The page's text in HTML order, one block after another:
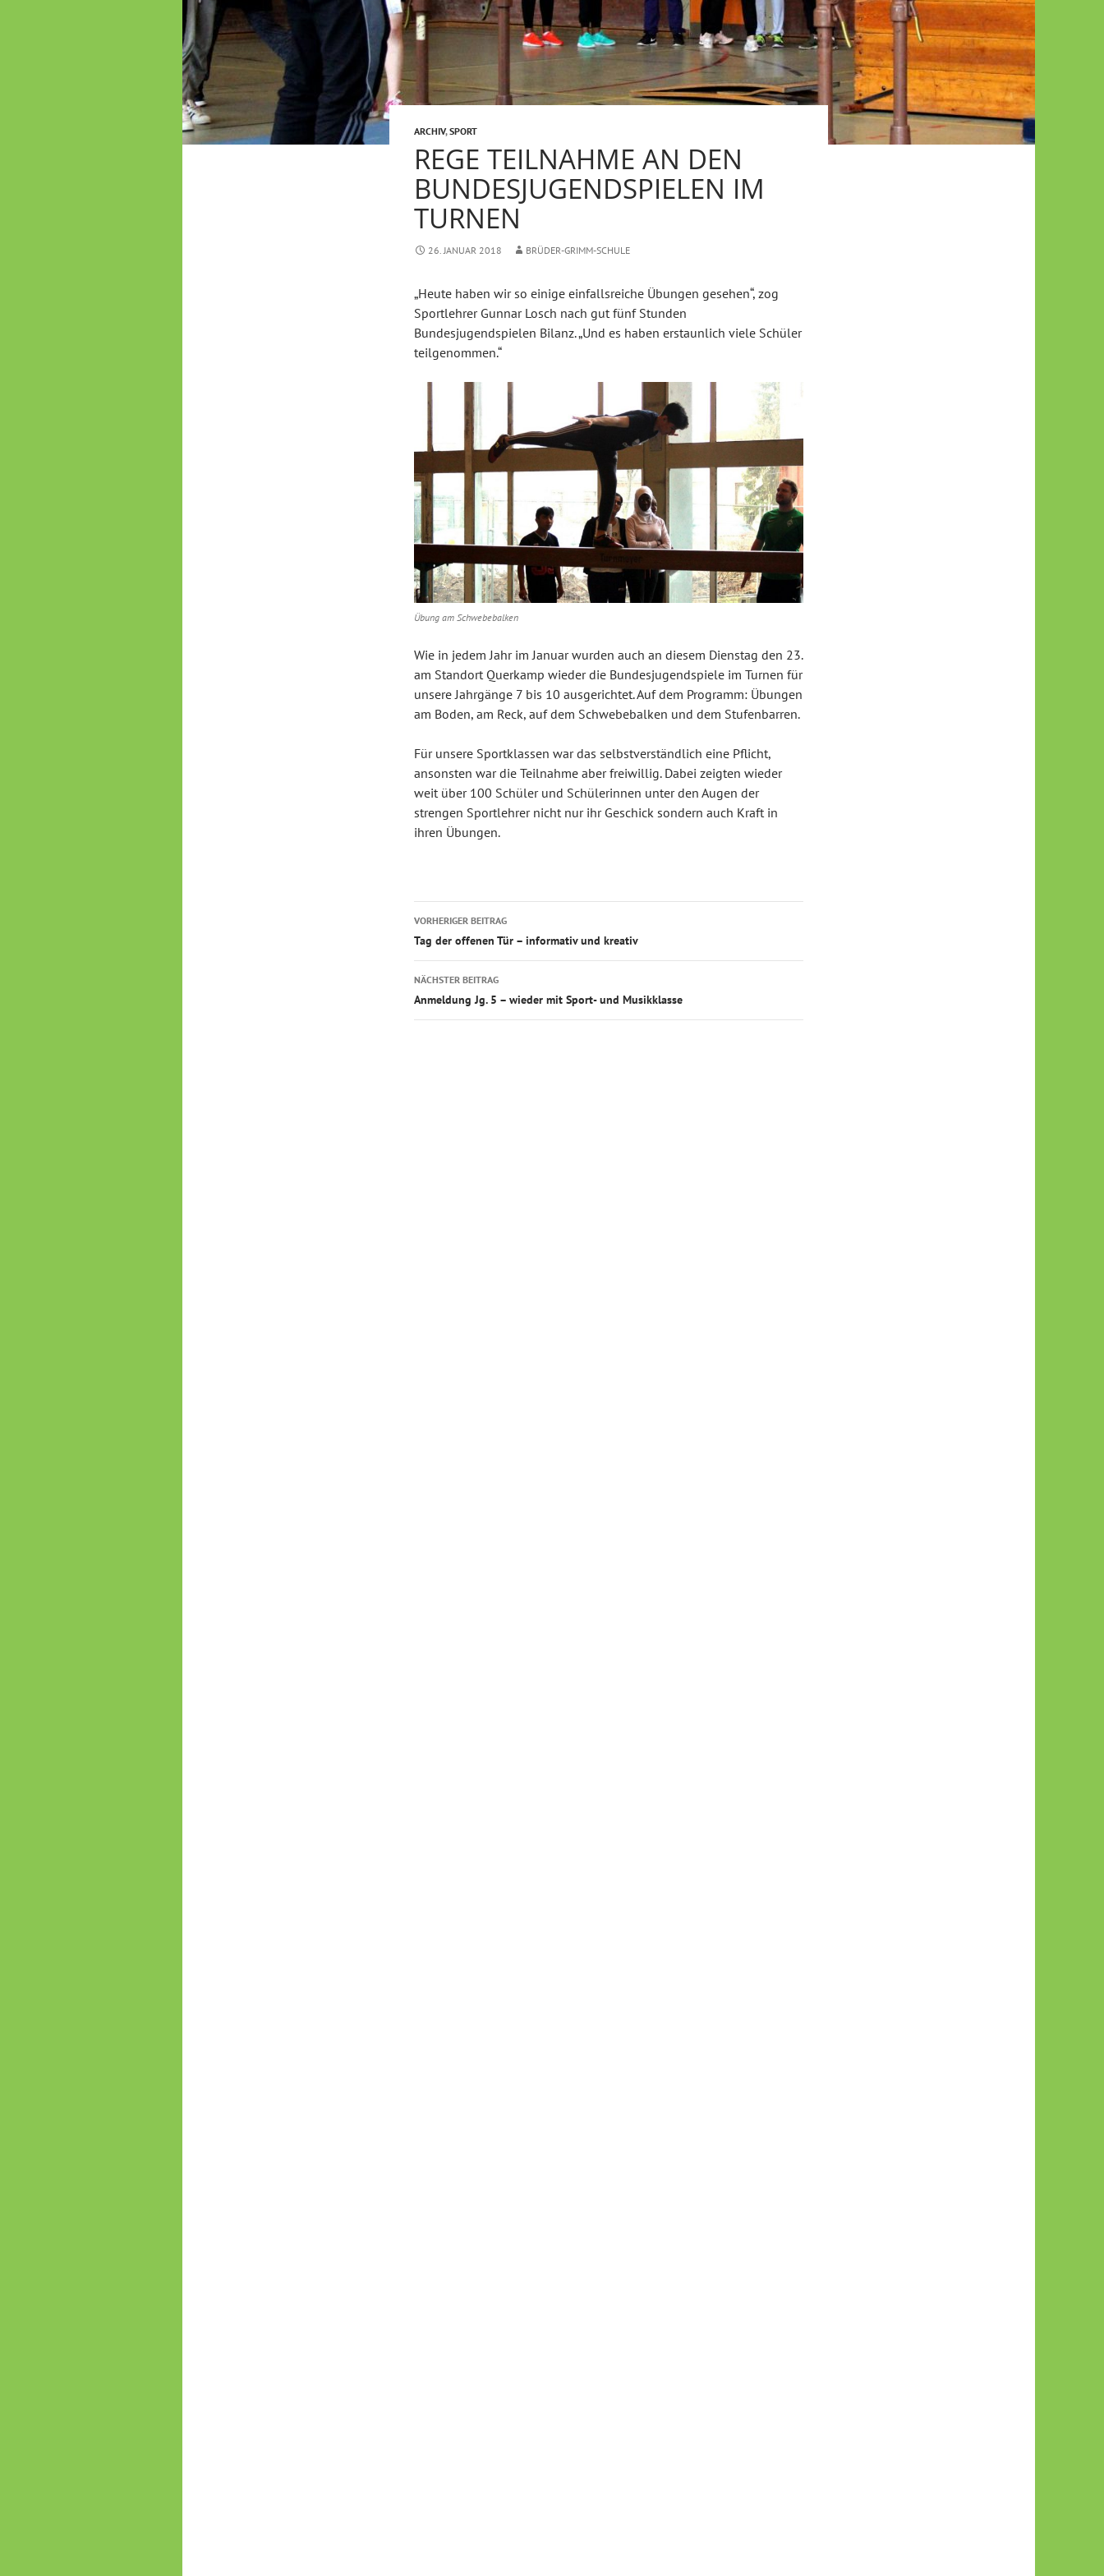
ARCHIV,SPORT
REGE TEILNAHME AN DEN
BUNDESJUGENDSPIELEN IM
TURNEN
26. JANUAR 2018 BRÜDER-GRIMM-SCHULE
„Heute haben wir so einige einfallsreiche Übungen gesehen“, zog
Sportlehrer Gunnar Losch nach gut fünf Stunden
Bundesjugendspielen Bilanz. „Und es haben erstaunlich viele Schüler
teilgenommen.“
Übung am Schwebebalken
Wie in jedem Jahr im Januar wurden auch an diesem Dienstag den 23.
am Standort Querkamp wieder die Bundesjugendspiele im Turnen für
unsere Jahrgänge 7 bis 10 ausgerichtet. Auf dem Programm: Übungen
am Boden, am Reck, auf dem Schwebebalken und dem Stufenbarren.
Für unsere Sportklassen war das selbstverständlich eine Pflicht,
ansonsten war die Teilnahme aber freiwillig. Dabei zeigten wieder
weit über 100 Schüler und Schülerinnen unter den Augen der
strengen Sportlehrer nicht nur ihr Geschick sondern auch Kraft in
ihren Übungen.
Beitragsnavigation
VORHERIGER BEITRAG
Tag der offenen Tür – informativ und kreativ
NÄCHSTER BEITRAG
Anmeldung Jg. 5 – wieder mit Sport- und Musikklasse